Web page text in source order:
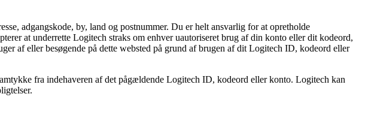
adgangskode, by, land og postnummer. Du er helt ansvarlig for at opretholde
at underrette Logitech straks om enhver uautoriseret brug af din konto eller dit kodeord,
af eller besøgende på dette websted på grund af brugen af dit Logitech ID, kodeord eller
fra indehaveren af det pågældende Logitech ID, kodeord eller konto. Logitech kan